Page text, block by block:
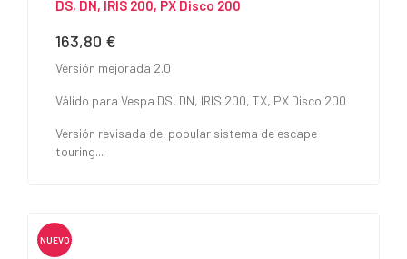
DS, DN, IRIS 200, PX Disco 200
Precio
163,80 €
Versión mejorada 2.0
Válido para Vespa DS, DN, IRIS 200, TX, PX Disco 200
Versión revisada del popular sistema de escape
touring...
NUEVO